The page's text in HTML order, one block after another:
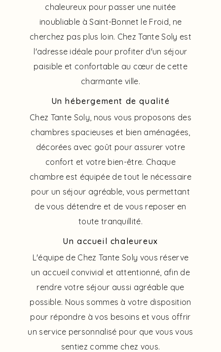
chaleureux pour passer une nuitée
inoubliable à Saint-Bonnet le Froid, ne
cherchez pas plus loin. Chez Tante Soly est
l'adresse idéale pour profiter d'un séjour
paisible et confortable au cœur de cette
charmante ville.
Un hébergement de qualité
Chez Tante Soly, nous vous proposons des
chambres spacieuses et bien aménagées,
décorées avec goût pour assurer votre
confort et votre bien-être. Chaque
chambre est équipée de tout le nécessaire
pour un séjour agréable, vous permettant
de vous détendre et de vous reposer en
toute tranquillité.
Un accueil chaleureux
L'équipe de Chez Tante Soly vous réserve
un accueil convivial et attentionné, afin de
rendre votre séjour aussi agréable que
possible. Nous sommes à votre disposition
pour répondre à vos besoins et vous offrir
un service personnalisé pour que vous vous
sentiez comme chez vous.